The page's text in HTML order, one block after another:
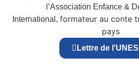
l’Association Enfance &
International, formateur au conte
pays
Lettre de